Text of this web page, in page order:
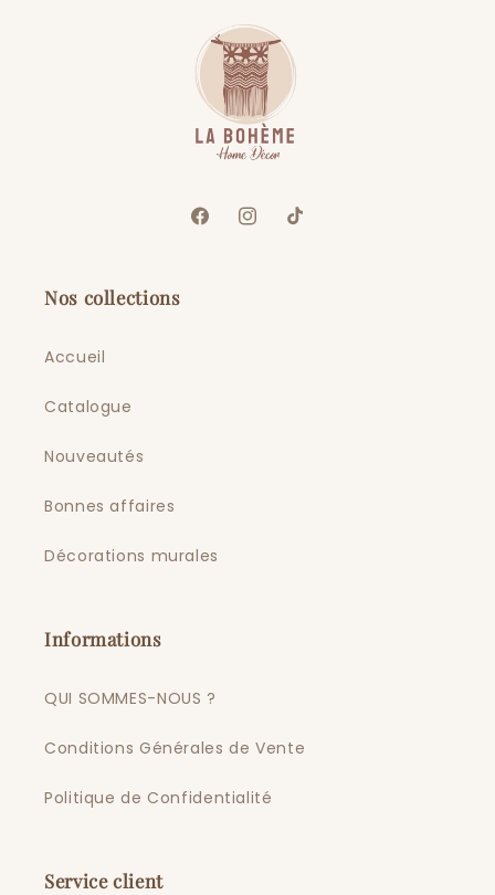
FacebookInstagram
TikTok
Nos collections
Accueil
Catalogue
Nouveautés
Bonnes affaires
Décorations murales
Informations
QUI SOMMES-NOUS ?
Conditions Générales de Vente
Politique de Confidentialité
Service client